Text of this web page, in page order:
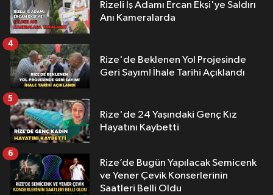
Rizeli İş Adamı Ercan Ekşi'ye Saldırı
Anı Kameralarda
Rize'de Beklenen Yol Projesinde
Geri Sayım! İhale Tarihi Açıklandı
4
Rize'de 24 Yaşındaki Genç Kız
Hayatını Kaybetti
5
Rize’de Bugün Yapılacak Semicenk
ve Yener Çevik Konserlerinin
Saatleri Belli Oldu
6